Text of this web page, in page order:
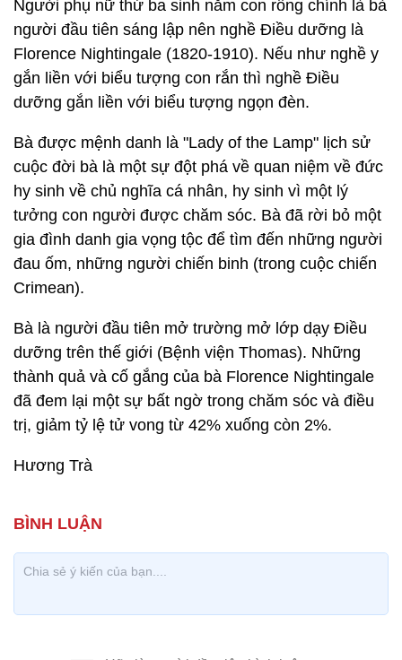
Người phụ nữ thứ ba sinh năm con rồng chính là bà
người đầu tiên sáng lập nên nghề Điều dưỡng là
Florence Nightingale (1820-1910). Nếu như nghề y
gắn liền với biểu tượng con rắn thì nghề Điều
dưỡng gắn liền với biểu tượng ngọn đèn.
Bà được mệnh danh là "Lady of the Lamp" lịch sử
cuộc đời bà là một sự đột phá về quan niệm về đức
hy sinh về chủ nghĩa cá nhân, hy sinh vì một lý
tưởng con người được chăm sóc. Bà đã rời bỏ một
gia đình danh gia vọng tộc để tìm đến những người
đau ốm, những người chiến binh (trong cuộc chiến
Crimean).
Bà là người đầu tiên mở trường mở lớp dạy Điều
dưỡng trên thế giới (Bệnh viện Thomas). Những
thành quả và cố gắng của bà Florence Nightingale
đã đem lại một sự bất ngờ trong chăm sóc và điều
trị, giảm tỷ lệ tử vong từ 42% xuống còn 2%.
Hương Trà